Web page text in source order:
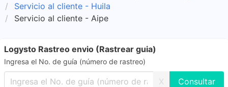
Servicio al cliente - Huila
Servicio al cliente - Aipe
Logysto Rastreo envio (Rastrear guia)
Ingresa el No. de guía (número de rastreo)
X